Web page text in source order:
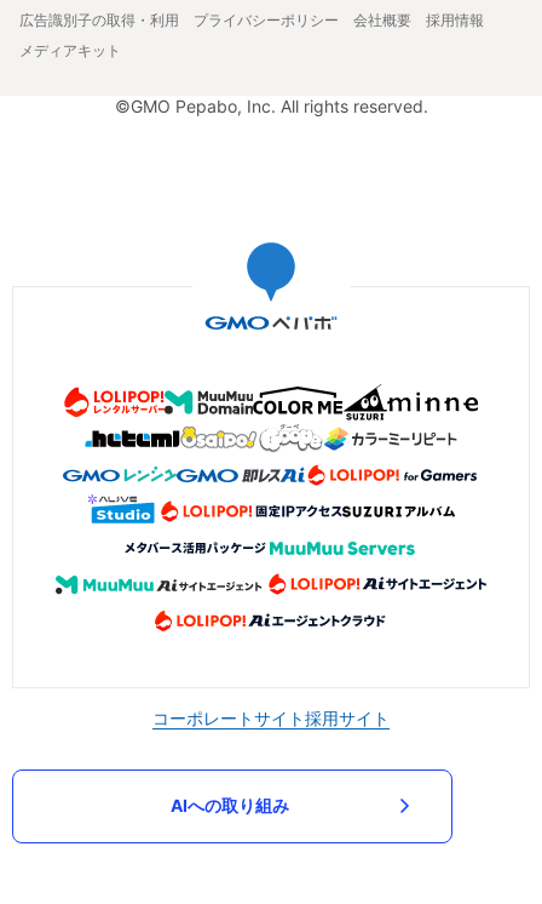
広告識別子の取得・利用
プライバシーポリシー 会社概要
採用情報
メディアキット
©GMO Pepabo, Inc. All rights reserved.
コーポレートサイト採用サイト
AIへの取り組み